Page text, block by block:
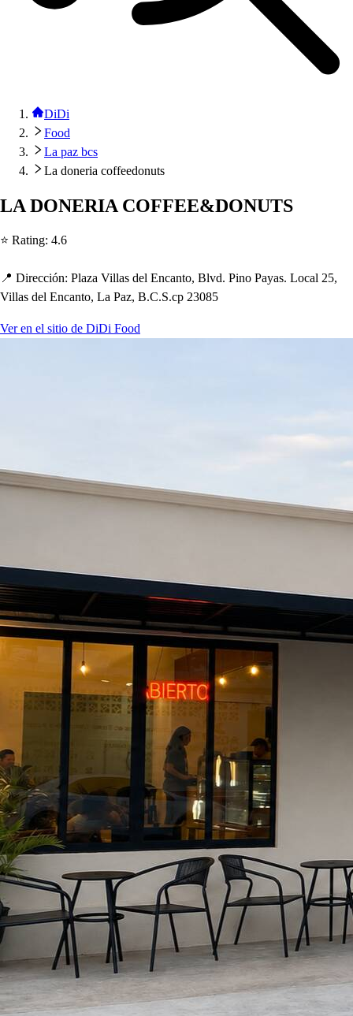
DiDi
Food
La paz bcs
La doneria coffeedonuts
LA DONERIA COFFEE&DONUTS
⭐ Rating: 4.6
📍 Dirección: Plaza Villas del Encanto, Blvd. Pino Payas. Local 25,
Villas del Encanto, La Paz, B.C.S.cp 23085
Ver en el sitio de DiDi Food